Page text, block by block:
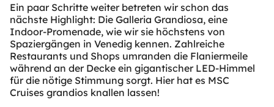
Ein paar Schritte weiter betreten wir schon das
nächste Highlight: Die Galleria Grandiosa, eine
Indoor-Promenade, wie wir sie höchstens von
Spaziergängen in Venedig kennen. Zahlreiche
Restaurants und Shops umranden die Flaniermeile
während an der Decke ein gigantischer LED-Himmel
für die nötige Stimmung sorgt. Hier hat es MSC
Cruises grandios knallen lassen!